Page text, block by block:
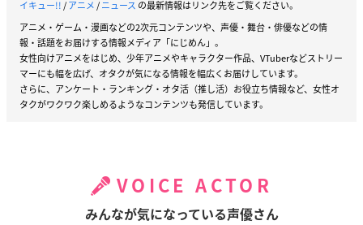
イキュー!!/アニメ/ニュース の最新情報はリンク先をご覧ください。
アニメ・ゲーム・漫画などの2次元コンテンツや、声優・舞台・俳優などの情
報・話題をお届けする情報メディア「にじめん」。
女性向けアニメをはじめ、少年アニメやキャラクター作品、VTuberなどストリー
マーにも幅を広げ、オタクが気になる情報を幅広くお届けしています。
さらに、アンケート・ランキング・オタ活（推し活）お役立ち情報など、女性オ
タクがワクワク楽しめるようなコンテンツも発信しています。
VOICE ACTOR
みんなが気になっている声優さん